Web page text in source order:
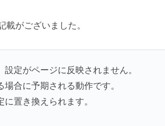
がございました。
定がページに反映されません。
合に予期される動作です。
置き換えられます。